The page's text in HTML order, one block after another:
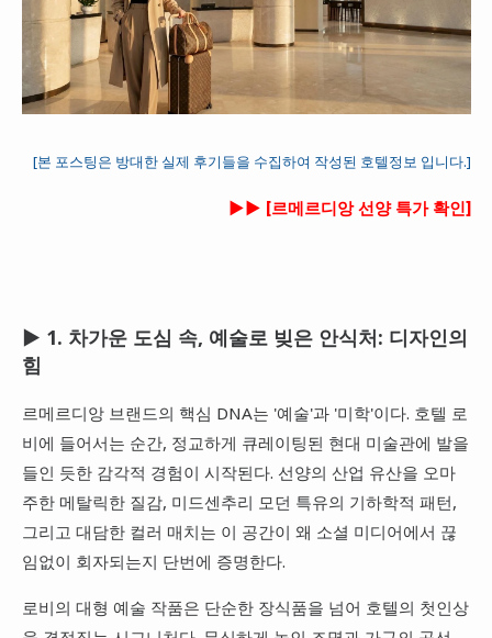
[본 포스팅은 방대한 실제 후기들을 수집하여 작성된 호텔정보 입니다.]
►► [르메르디앙 선양 특가 확인]
▶ 1. 차가운 도심 속, 예술로 빚은 안식처: 디자인의
힘
르메르디앙 브랜드의 핵심 DNA는 '예술'과 '미학'이다. 호텔 로
비에 들어서는 순간, 정교하게 큐레이팅된 현대 미술관에 발을
들인 듯한 감각적 경험이 시작된다. 선양의 산업 유산을 오마
주한 메탈릭한 질감, 미드센추리 모던 특유의 기하학적 패턴,
그리고 대담한 컬러 매치는 이 공간이 왜 소셜 미디어에서 끊
임없이 회자되는지 단번에 증명한다.
로비의 대형 예술 작품은 단순한 장식품을 넘어 호텔의 첫인상